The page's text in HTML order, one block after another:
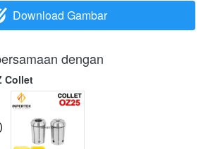
Download Gambar
dengan
Collet